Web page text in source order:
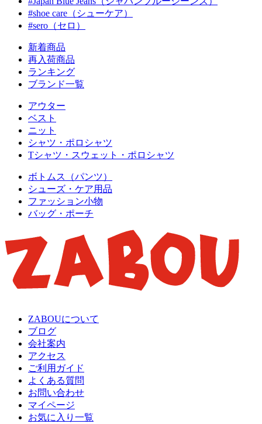
#shoe care（シューケア）
#sero（セロ）
新着商品
再入荷商品
ランキング
ブランド一覧
アウター
ベスト
ニット
シャツ・ポロシャツ
Tシャツ・スウェット・ポロシャツ
ボトムス（パンツ）
シューズ・ケア用品
ファッション小物
バッグ・ポーチ
ZABOUについて
ブログ
会社案内
アクセス
ご利用ガイド
よくある質問
お問い合わせ
マイページ
お気に入り一覧